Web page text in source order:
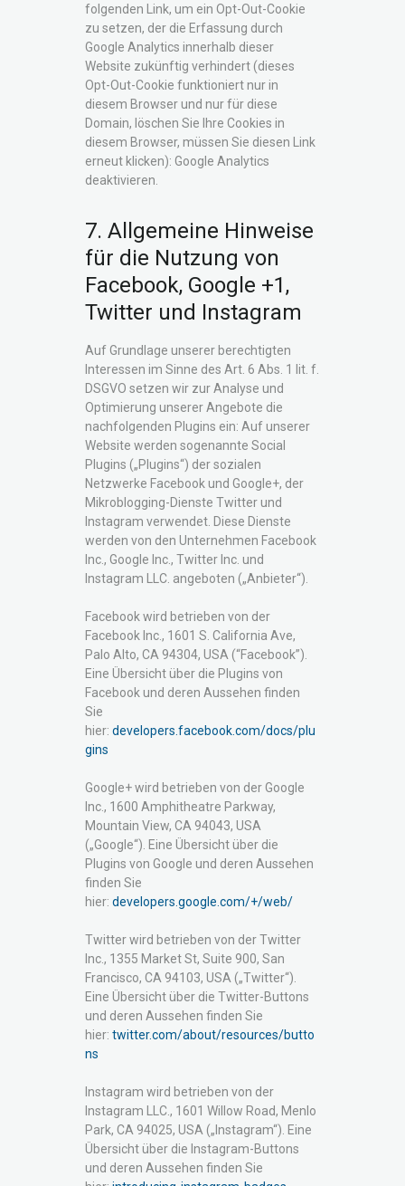
folgenden Link, um ein Opt-Out-Cookie
zu setzen, der die Erfassung durch
Google Analytics innerhalb dieser
Website zukünftig verhindert (dieses
Opt-Out-Cookie funktioniert nur in
diesem Browser und nur für diese
Domain, löschen Sie Ihre Cookies in
diesem Browser, müssen Sie diesen Link
erneut klicken): Google Analytics
deaktivieren.
7. Allgemeine Hinweise
für die Nutzung von
Facebook, Google +1,
Twitter und Instagram
Auf Grundlage unserer berechtigten
Interessen im Sinne des Art. 6 Abs. 1 lit. f.
DSGVO setzen wir zur Analyse und
Optimierung unserer Angebote die
nachfolgenden Plugins ein: Auf unserer
Website werden sogenannte Social
Plugins („Plugins“) der sozialen
Netzwerke Facebook und Google+, der
Mikroblogging-Dienste Twitter und
Instagram verwendet. Diese Dienste
werden von den Unternehmen Facebook
Inc., Google Inc., Twitter Inc. und
Instagram LLC. angeboten („Anbieter“).
Facebook wird betrieben von der
Facebook Inc., 1601 S. California Ave,
Palo Alto, CA 94304, USA (“Facebook”).
Eine Übersicht über die Plugins von
Facebook und deren Aussehen finden
Sie
hier: developers.facebook.com/docs/plu
gins
Google+ wird betrieben von der Google
Inc., 1600 Amphitheatre Parkway,
Mountain View, CA 94043, USA
(„Google“). Eine Übersicht über die
Plugins von Google und deren Aussehen
finden Sie
hier: developers.google.com/+/web/
Twitter wird betrieben von der Twitter
Inc., 1355 Market St, Suite 900, San
Francisco, CA 94103, USA („Twitter“).
Eine Übersicht über die Twitter-Buttons
und deren Aussehen finden Sie
hier: twitter.com/about/resources/butto
ns
Instagram wird betrieben von der
Instagram LLC., 1601 Willow Road, Menlo
Park, CA 94025, USA („Instagram“). Eine
Übersicht über die Instagram-Buttons
und deren Aussehen finden Sie